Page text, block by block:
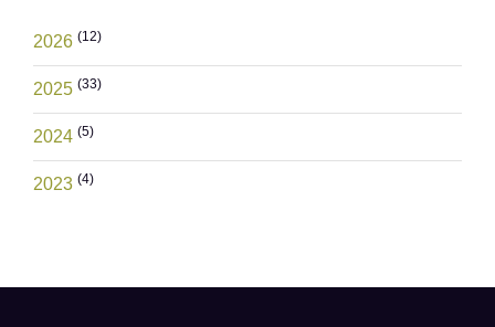
2026 (12)
2025 (33)
2024 (5)
2023 (4)